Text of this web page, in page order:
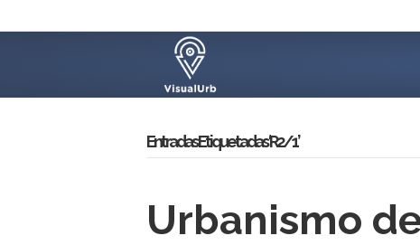
Entradas Etiquetadas ‘R2/1’
Urbanismo